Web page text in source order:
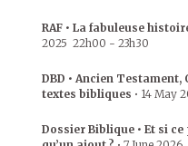
RAF • La fabuleuse
2025 22h00 - 23h30
DBD • Ancien
textes bibliques • 14 May
Dossier Biblique • Et si